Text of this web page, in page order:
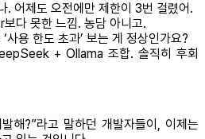
. 어제도 오전에만 제한이 3번 걸렸어.
다 못한 느낌. 농담 아니고.
사용 한도 초과’ 보는 게 정상인가요?
+ Ollama 조합. 솔직히 후회
해?”라고 말하던 개발자들이, 이제는